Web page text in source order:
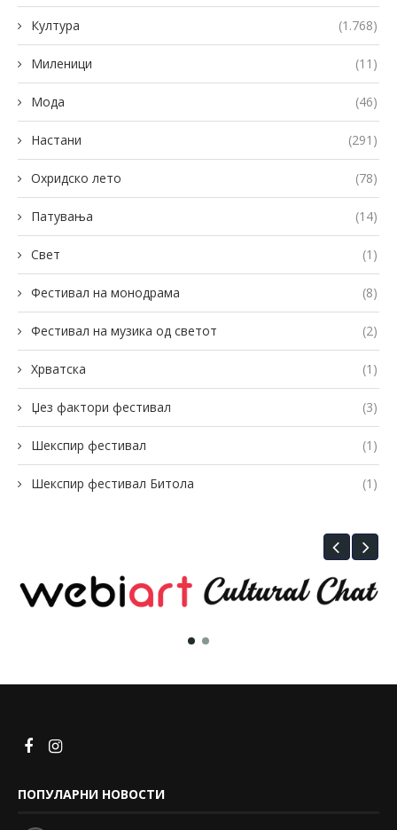
Култура (1.768)
Миленици (11)
Мода (46)
Настани (291)
Охридско лето (78)
Патувања (14)
Свет (1)
Фестивал на монодрама (8)
Фестивал на музика од светот (2)
Хрватска (1)
Џез фактори фестивал (3)
Шекспир фестивал (1)
Шекспир фестивал Битола (1)
ПОПУЛАРНИ НОВОСТИ